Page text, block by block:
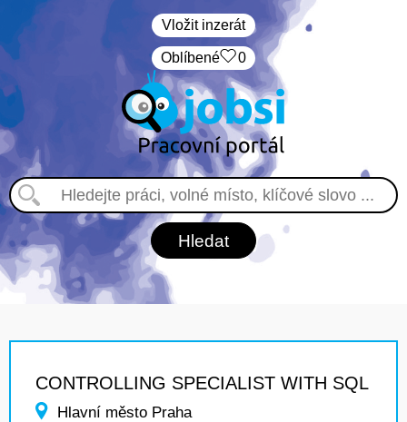
Vložit inzerát
Oblíbené 0
CONTROLLING SPECIALIST WITH SQL
Hlavní město Praha